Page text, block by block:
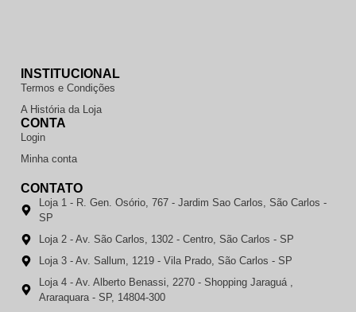
INSTITUCIONAL
Termos e Condições
A História da Loja
CONTA
Login
Minha conta
CONTATO
Loja 1 - R. Gen. Osório, 767 - Jardim Sao Carlos, São Carlos -
SP
Loja 2 - Av. São Carlos, 1302 - Centro, São Carlos - SP
Loja 3 - Av. Sallum, 1219 - Vila Prado, São Carlos - SP
Loja 4 - Av. Alberto Benassi, 2270 - Shopping Jaraguá ,
Araraquara - SP, 14804-300